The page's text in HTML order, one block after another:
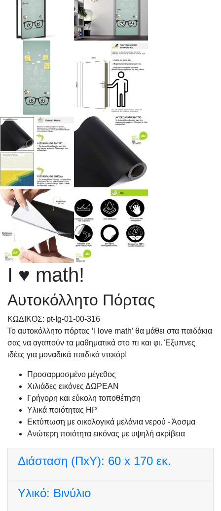
I ♥ math!
Αυτοκόλλητο Πόρτας
KΩΔΙΚΟΣ: pt-Ig-01-00-316
Το αυτοκόλλητο πόρτας ‘I love math’ θα μάθει στα παιδάκια
σας να αγαπούν τα μαθηματικά στο πι και φι. Έξυπνες
ιδέες για μοναδικά παιδικά ντεκόρ!
Προσαρμοσμένo μέγεθος
Χιλιάδες εικόνες ΔΩΡΕΑΝ
Γρήγορη και εύκολη τοποθέτηση
Υλικά ποιότητας HP
Εκτύπωση με οικολογικά μελάνια νερού - Άοσμα
Ανώτερη ποιότητα εικόνας με υψηλή ακρίβεια
Διάσταση (ΠxΥ): 60 x 170 εκ.
Υλικό: Βινύλιο